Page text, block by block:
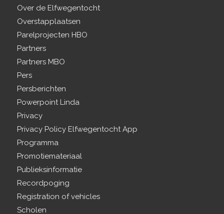
Over de Elfwegentocht
Overstapplaatsen
Parelprojecten HBO
Partners
Partners MBO
Pers
Persberichten
Powerpoint Linda
Privacy
Privacy Policy Elfwegentocht App
Programma
Promotiemateriaal
Publieksinformatie
Recordpoging
Registration of vehicles
Scholen